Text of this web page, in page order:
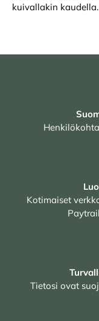
kuivallakin kaudella.
Kotimaiset
Tietosi ovat